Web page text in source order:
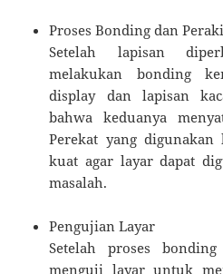
Proses Bonding dan
Setelah lapisan
melakukan bonding
display dan lapisan
bahwa keduanya
Perekat yang
kuat agar layar dapat
masalah.
Pengujian Layar
Setelah proses
menguji layar untuk